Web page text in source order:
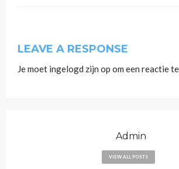
LEAVE A RESPONSE
Je moet ingelogd zijn op om een reactie
Admin
VIEW ALL POSTS